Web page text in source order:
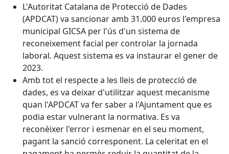
L'Autoritat Catalana de Protecció de Dades
(APDCAT) va sancionar amb 31.000 euros l'empresa
municipal GICSA per l'ús d'un sistema de
reconeixement facial per controlar la jornada
laboral. Aquest sistema es va instaurar el gener de
2023.
Amb tot el respecte a les lleis de protecció de
dades, es va deixar d'utilitzar aquest mecanisme
quan l'APDCAT va fer saber a l'Ajuntament que es
podia estar vulnerant la normativa. Es va
reconèixer l'error i esmenar en el seu moment,
pagant la sanció corresponent. La celeritat en el